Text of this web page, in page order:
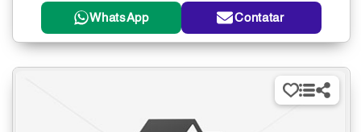
WhatsApp Contatar